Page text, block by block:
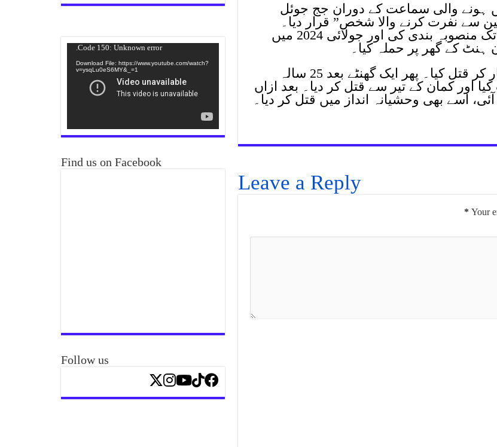
ہونے والی سماعت کے دوران جج جوئل
سے نفرت کرنے والا شخص” قرار دیا۔
عدالتی ریکارڈ کے مطابق کلفورڈ نے کئی دن تک منصوبہ بندی کی اور جولائی 2024 میں
کے گھر پر حملہ کیا۔
پہلے اس نے 61 سالہ کیرول ہنٹ کو چاقو مار کر قتل کیا۔ پھر ایک گھنٹے بعد 25 سالہ
اور کمان کے تیر سے قتل کر دیا۔ بعد ازاں
Leave a Reply
Your
*
Code 150: Unknown error.
Download File: https://www.youtube.com/watch?
v=ysqLu0eS6MY&_=1
Find us on Facebook
Follow us